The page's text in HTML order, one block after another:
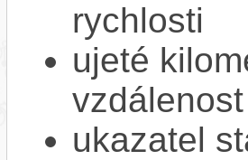
rychlosti
ujeté
vzdálenost
ukazatel